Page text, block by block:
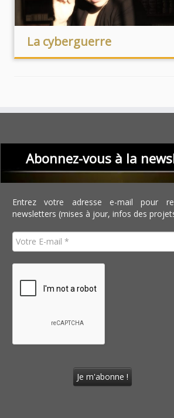
La cyberguerre
Abonnez-vous à la
Entrez votre adresse e-mail pour
newsletters (mises à jour, infos des